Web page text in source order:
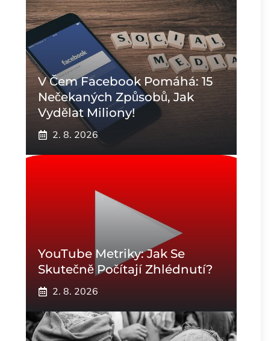
V Čem Facebook Pomáhá: 15
Nečekaných Způsobů, Jak
Vydělat Miliony!
2. 8. 2026
YouTube Metriky: Jak Se
Skutečně Počítají Zhlédnutí?
2. 8. 2026